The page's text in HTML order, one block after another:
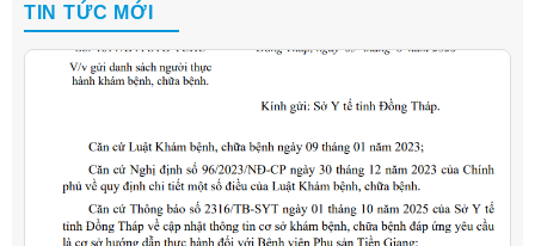
TIN TỨC MỚI